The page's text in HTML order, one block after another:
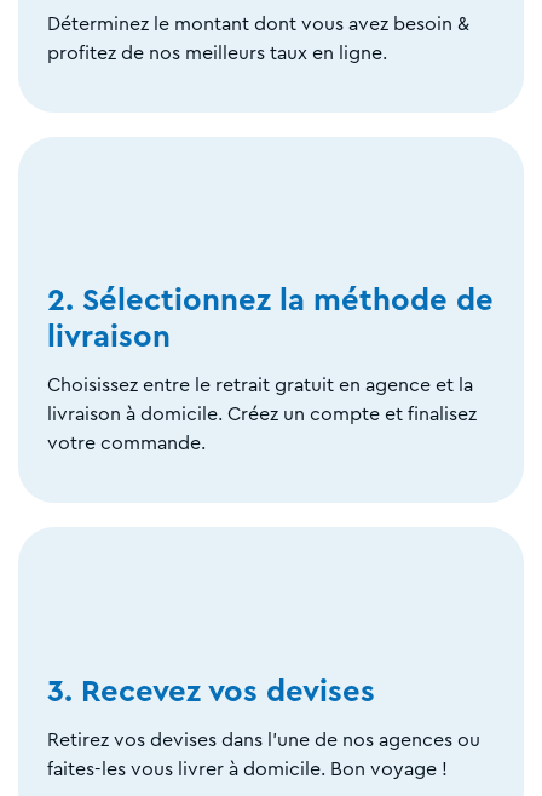
Déterminez le montant dont vous avez besoin &
profitez de nos meilleurs taux en ligne.
2. Sélectionnez la méthode de
livraison
Choisissez entre le retrait gratuit en agence et la
livraison à domicile. Créez un compte et finalisez
votre commande.
3. Recevez vos devises
Retirez vos devises dans l'une de nos agences ou
faites-les vous livrer à domicile. Bon voyage !